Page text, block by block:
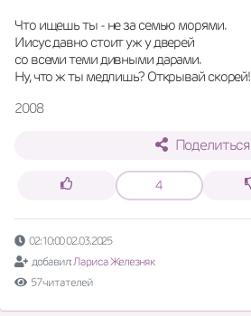
Что ищешь ты - не за семью морями.
Иисус давно стоит уж у дверей
со всеми теми дивными дарами.
Ну, что ж ты медлишь? Открывай скорей!
2008
Поделиться
4
02:10:00 02.03.2025
добавил:Лариса Железняк
57 читателей